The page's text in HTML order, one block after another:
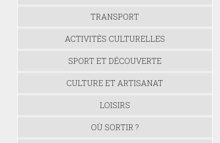
TRANSPORT
ACTIVITÉS CULTURELLES
SPORT ET DÉCOUVERTE
CULTURE ET ARTISANAT
LOISIRS
OÙ SORTIR ?